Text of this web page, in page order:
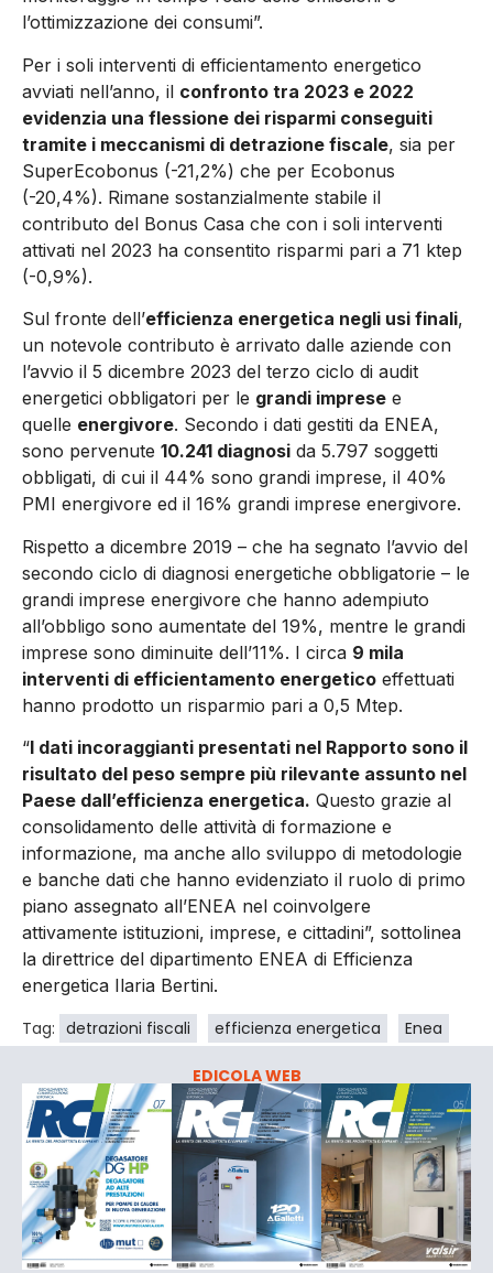
l’ottimizzazione dei consumi”.
Per i soli interventi di efficientamento energetico
avviati nell’anno, il confronto tra 2023 e 2022
evidenzia una flessione dei risparmi conseguiti
tramite i meccanismi di detrazione fiscale, sia per
SuperEcobonus (-21,2%) che per Ecobonus
(-20,4%). Rimane sostanzialmente stabile il
contributo del Bonus Casa che con i soli interventi
attivati nel 2023 ha consentito risparmi pari a 71 ktep
(-0,9%).
Sul fronte dell’efficienza energetica negli usi finali,
un notevole contributo è arrivato dalle aziende con
l’avvio il 5 dicembre 2023 del terzo ciclo di audit
energetici obbligatori per le grandi imprese e
quelle energivore. Secondo i dati gestiti da ENEA,
sono pervenute 10.241 diagnosi da 5.797 soggetti
obbligati, di cui il 44% sono grandi imprese, il 40%
PMI energivore ed il 16% grandi imprese energivore.
Rispetto a dicembre 2019 – che ha segnato l’avvio del
secondo ciclo di diagnosi energetiche obbligatorie – le
grandi imprese energivore che hanno adempiuto
all’obbligo sono aumentate del 19%, mentre le grandi
imprese sono diminuite dell’11%. I circa 9 mila
interventi di efficientamento energetico effettuati
hanno prodotto un risparmio pari a 0,5 Mtep.
“I dati incoraggianti presentati nel Rapporto sono il
risultato del peso sempre più rilevante assunto nel
Paese dall’efficienza energetica. Questo grazie al
consolidamento delle attività di formazione e
informazione, ma anche allo sviluppo di metodologie
e banche dati che hanno evidenziato il ruolo di primo
piano assegnato all’ENEA nel coinvolgere
attivamente istituzioni, imprese, e cittadini”, sottolinea
la direttrice del dipartimento ENEA di Efficienza
energetica Ilaria Bertini.
Tag: detrazioni fiscali efficienza energetica Enea
EDICOLA WEB